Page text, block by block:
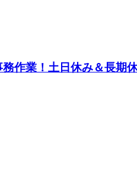
作業！土日休み＆長期